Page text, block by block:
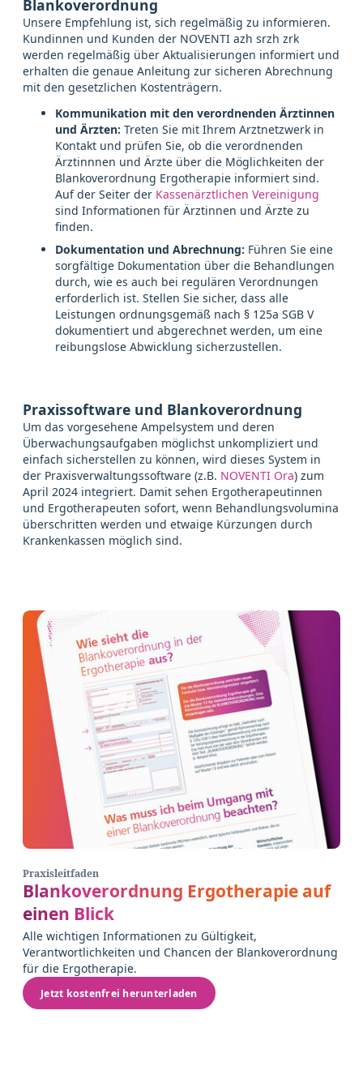
Blankoverordnung
Unsere Empfehlung ist, sich regelmäßig zu informieren.
Kundinnen und Kunden der NOVENTI azh srzh zrk
werden regelmäßig über Aktualisierungen informiert und
erhalten die genaue Anleitung zur sicheren Abrechnung
mit den gesetzlichen Kostenträgern.
Kommunikation mit den verordnenden Ärztinnen
und Ärzten: Treten Sie mit Ihrem Arztnetzwerk in
Kontakt und prüfen Sie, ob die verordnenden
Ärztinnnen und Ärzte über die Möglichkeiten der
Blankoverordnung Ergotherapie informiert sind.
Auf der Seiter der Kassenärztlichen Vereinigung
sind Informationen für Ärztinnen und Ärzte zu
finden.
Dokumentation und Abrechnung: Führen Sie eine
sorgfältige Dokumentation über die Behandlungen
durch, wie es auch bei regulären Verordnungen
erforderlich ist. Stellen Sie sicher, dass alle
Leistungen ordnungsgemäß nach § 125a SGB V
dokumentiert und abgerechnet werden, um eine
reibungslose Abwicklung sicherzustellen.
Praxissoftware und Blankoverordnung
Um das vorgesehene Ampelsystem und deren
Überwachungsaufgaben möglichst unkompliziert und
einfach sicherstellen zu können, wird dieses System in
der Praxisverwaltungssoftware (z.B. NOVENTI Ora) zum
April 2024 integriert. Damit sehen Ergotherapeutinnen
und Ergotherapeuten sofort, wenn Behandlungsvolumina
überschritten werden und etwaige Kürzungen durch
Krankenkassen möglich sind.
Praxisleitfaden
Blankoverordnung Ergotherapie auf
einen Blick
Alle wichtigen Informationen zu Gültigkeit,
Verantwortlichkeiten und Chancen der Blankoverordnung
für die Ergotherapie.
Jetzt kostenfrei herunterladen